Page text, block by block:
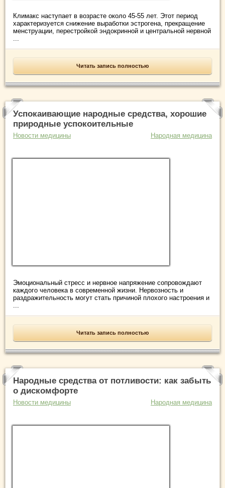
Климакс наступает в возрасте около 45-55 лет. Этот период
характеризуется снижение выработки эстрогена, прекращение
менструации, перестройкой эндокринной и центральной нервной
...
Читать запись полностью
Успокаивающие народные средства, хорошие
природные успокоительные
Новости медицины Народная медицина
Эмоциональный стресс и нервное напряжение сопровождают
каждого человека в современной жизни. Нервозность и
раздражительность могут стать причиной плохого настроения и
...
Читать запись полностью
Народные средства от потливости: как забыть
о дискомфорте
Новости медицины Народная медицина